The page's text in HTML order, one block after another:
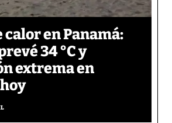
calor en Panamá:
34 °C y
extrema en